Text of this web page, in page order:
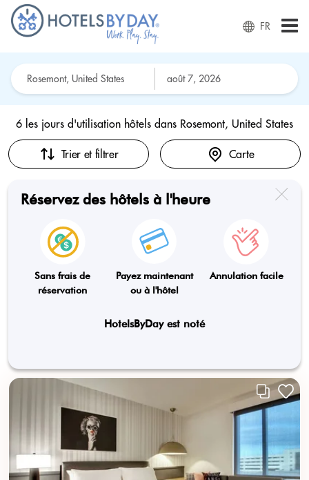
FR
6 les jours d'utilisation hôtels dans Rosemont, United States
Trier et filtrer Carte
Réservez des hôtels à l'heure
Sans frais de
réservation
Payez maintenant
ou à l'hôtel
Annulation facile
HotelsByDay est noté